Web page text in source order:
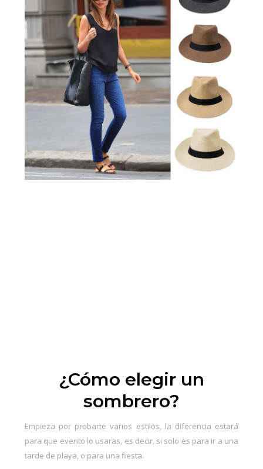
¿Cómo elegir un
sombrero?
Empieza por probarte varios estilos, la diferencia estará
para que evento lo usaras, es decir, si solo es para ir a una
tarde de playa, o para una fiesta.